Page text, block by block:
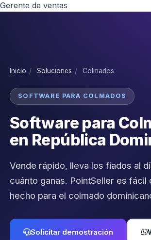
Gerente de ventas
Inicio / Soluciones / Colmados
SOFTWARE PARA COLMADOS
Software para
en República
Vende rápido, lleva los fiados al
cuánto ganas. PointSeller es fácil
hecho para el colmado
Solicitar demostración